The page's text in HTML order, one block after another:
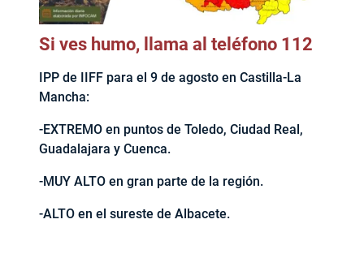
Si ves humo, llama al teléfono 112
IPP de IIFF para el 9 de agosto en Castilla-La
Mancha:
-EXTREMO en puntos de Toledo, Ciudad Real,
Guadalajara y Cuenca.
-MUY ALTO en gran parte de la región.
-ALTO en el sureste de Albacete.